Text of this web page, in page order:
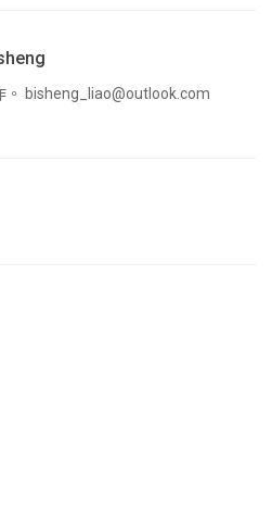
bisheng_liao@outlook.com